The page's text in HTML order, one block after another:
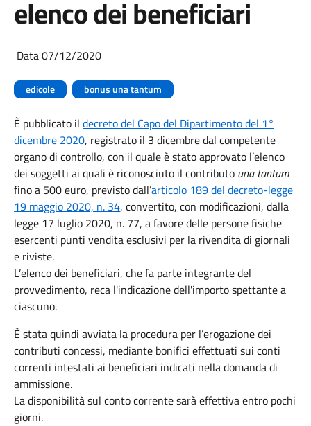
elenco dei beneficiari
Data 07/12/2020
edicole bonus una tantum
È pubblicato il decreto del Capo del Dipartimento del 1°
dicembre 2020, registrato il 3 dicembre dal competente
organo di controllo, con il quale è stato approvato l’elenco
dei soggetti ai quali è riconosciuto il contributo una tantum
fino a 500 euro, previsto dall’articolo 189 del decreto-legge
19 maggio 2020, n. 34, convertito, con modificazioni, dalla
legge 17 luglio 2020, n. 77, a favore delle persone fisiche
esercenti punti vendita esclusivi per la rivendita di giornali
e riviste.
L’elenco dei beneficiari, che fa parte integrante del
provvedimento, reca l'indicazione dell'importo spettante a
ciascuno.
È stata quindi avviata la procedura per l’erogazione dei
contributi concessi, mediante bonifici effettuati sui conti
correnti intestati ai beneficiari indicati nella domanda di
ammissione.
La disponibilità sul conto corrente sarà effettiva entro pochi
giorni.